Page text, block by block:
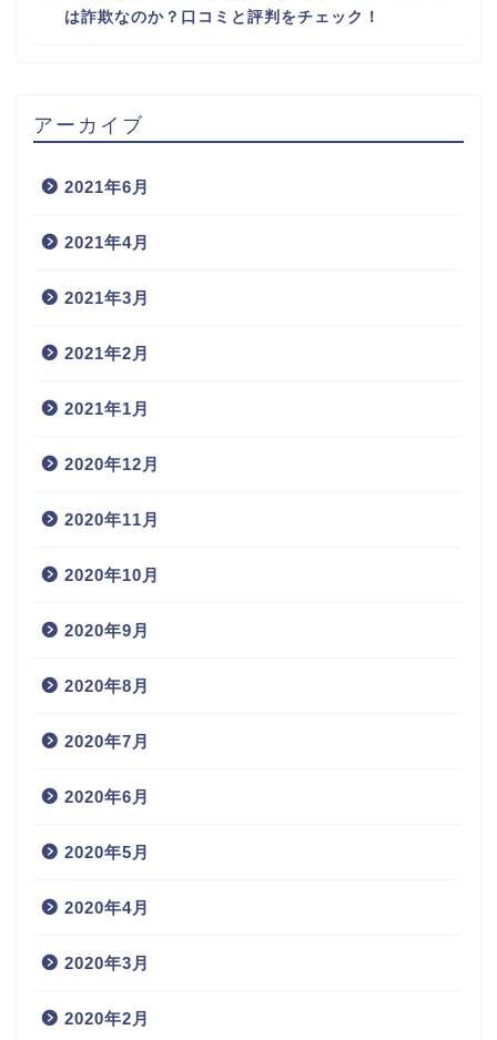
は詐欺なのか？口コミと評判をチェック！
アーカイブ
2021年6月
2021年4月
2021年3月
2021年2月
2021年1月
2020年12月
2020年11月
2020年10月
2020年9月
2020年8月
2020年7月
2020年6月
2020年5月
2020年4月
2020年3月
2020年2月